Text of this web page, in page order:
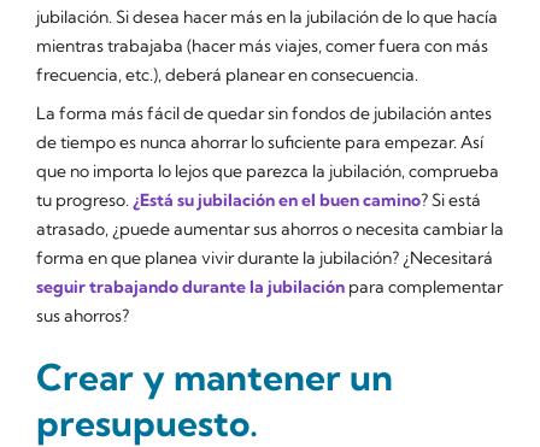
jubilación. Si desea hacer más en la jubilación de lo que hacía
mientras trabajaba (hacer más viajes, comer fuera con más
frecuencia, etc.), deberá planear en consecuencia.
La forma más fácil de quedar sin fondos de jubilación antes
de tiempo es nunca ahorrar lo suficiente para empezar. Así
que no importa lo lejos que parezca la jubilación, comprueba
tu progreso. ¿Está su jubilación en el buen camino? Si está
atrasado, ¿puede aumentar sus ahorros o necesita cambiar la
forma en que planea vivir durante la jubilación? ¿Necesitará
seguir trabajando durante la jubilación para complementar
sus ahorros?
Crear y mantener un
presupuesto.